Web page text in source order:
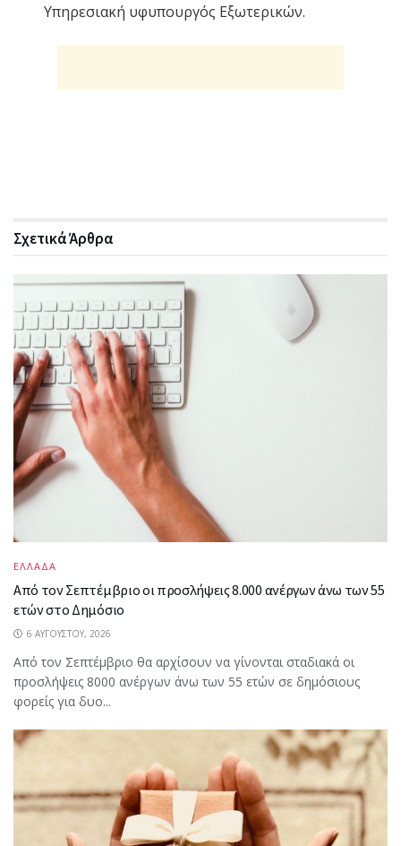
Υπηρεσιακή υφυπουργός Εξωτερικών.
ΣχετικάΆρθρα
ΕΛΛΑΔΑ
Από τον Σεπτέμβριο οι προσλήψεις 8.000 ανέργων άνω των 55
ετών στο Δημόσιο
6 ΑΥΓΟΎΣΤΟΥ, 2026
Από τον Σεπτέμβριο θα αρχίσουν να γίνονται σταδιακά οι
προσλήψεις 8000 ανέργων άνω των 55 ετών σε δημόσιους
φορείς για δυο...